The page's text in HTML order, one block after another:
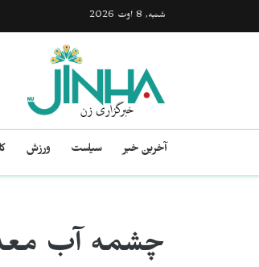
شنبه, 8 اوت 2026
آخرین خبر سیاست ورزش
چشمه آب